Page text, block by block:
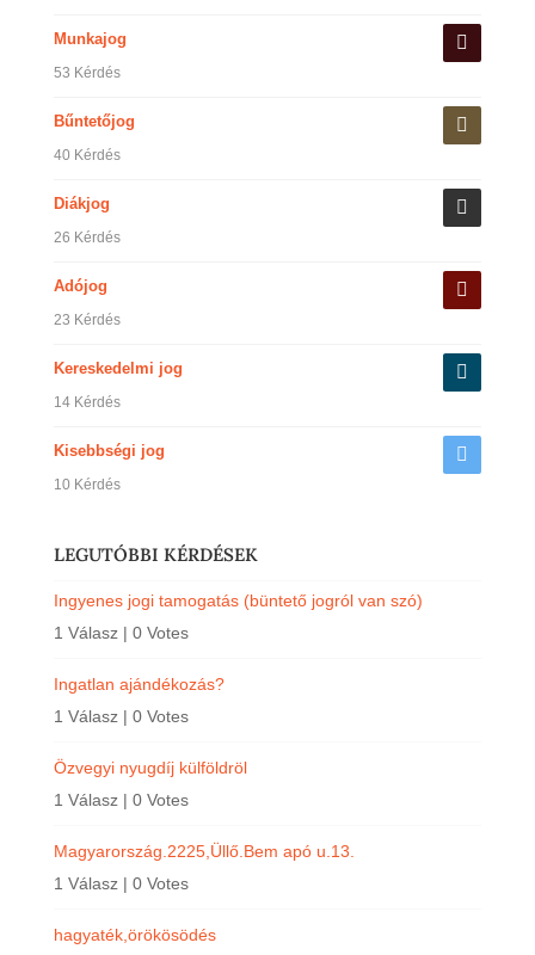
Munkajog
53 Kérdés
Bűntetőjog
40 Kérdés
Diákjog
26 Kérdés
Adójog
23 Kérdés
Kereskedelmi jog
14 Kérdés
Kisebbségi jog
10 Kérdés
LEGUTÓBBI KÉRDÉSEK
Ingyenes jogi tamogatás (büntető jogról van szó)
1 Válasz | 0 Votes
Ingatlan ajándékozás?
1 Válasz | 0 Votes
Özvegyi nyugdíj külföldröl
1 Válasz | 0 Votes
Magyarország.2225,Üllő.Bem apó u.13.
1 Válasz | 0 Votes
hagyaték,örökösödés